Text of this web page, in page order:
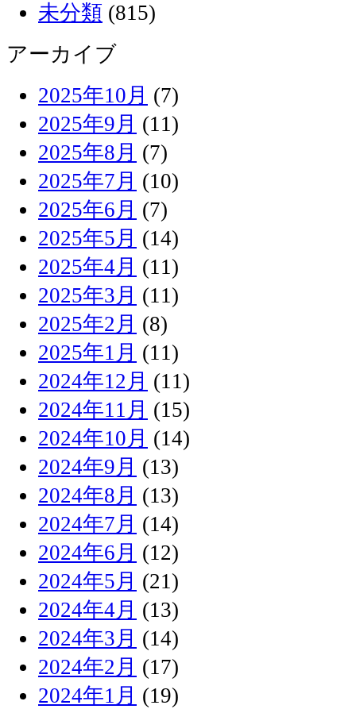
未分類 (815)
アーカイブ
2025年10月 (7)
2025年9月 (11)
2025年8月 (7)
2025年7月 (10)
2025年6月 (7)
2025年5月 (14)
2025年4月 (11)
2025年3月 (11)
2025年2月 (8)
2025年1月 (11)
2024年12月 (11)
2024年11月 (15)
2024年10月 (14)
2024年9月 (13)
2024年8月 (13)
2024年7月 (14)
2024年6月 (12)
2024年5月 (21)
2024年4月 (13)
2024年3月 (14)
2024年2月 (17)
2024年1月 (19)